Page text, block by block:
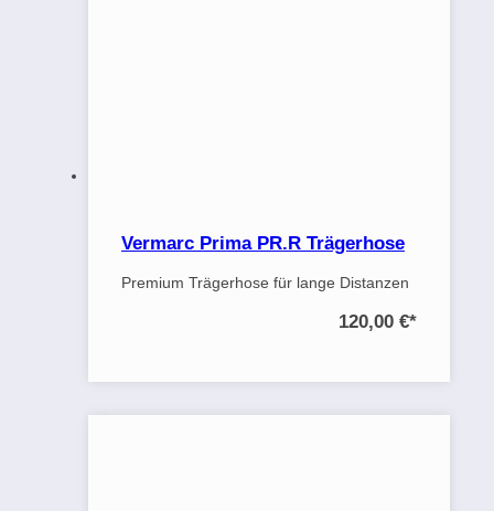
Vermarc Prima PR.R Trägerhose
Premium Trägerhose für lange Distanzen
120,00 €*